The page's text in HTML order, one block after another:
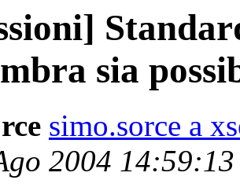
sia
simo.sorce a
2004 14:59:13